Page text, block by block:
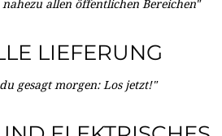
allen öffentlichen Bereichen"
LIEFERUNG
gesagt morgen: Los jetzt!"